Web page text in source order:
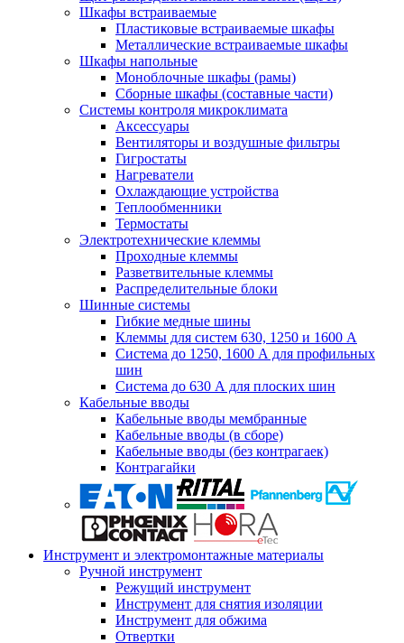
Шкафы встраиваемые
Пластиковые встраиваемые шкафы
Металлические встраиваемые шкафы
Шкафы напольные
Моноблочные шкафы (рамы)
Сборные шкафы (составные части)
Системы контроля микроклимата
Аксессуары
Вентиляторы и воздушные фильтры
Гигростаты
Нагреватели
Охлаждающие устройства
Теплообменники
Термостаты
Электротехнические клеммы
Проходные клеммы
Разветвительные клеммы
Распределительные блоки
Шинные системы
Гибкие медные шины
Клеммы для систем 630, 1250 и 1600 А
Система до 1250, 1600 А для профильных
шин
Система до 630 А для плоских шин
Кабельные вводы
Кабельные вводы мембранные
Кабельные вводы (в сборе)
Кабельные вводы (без контрагаек)
Контрагайки
Инструмент и электромонтажные материалы
Ручной инструмент
Режущий инструмент
Инструмент для снятия изоляции
Инструмент для обжима
Отвертки